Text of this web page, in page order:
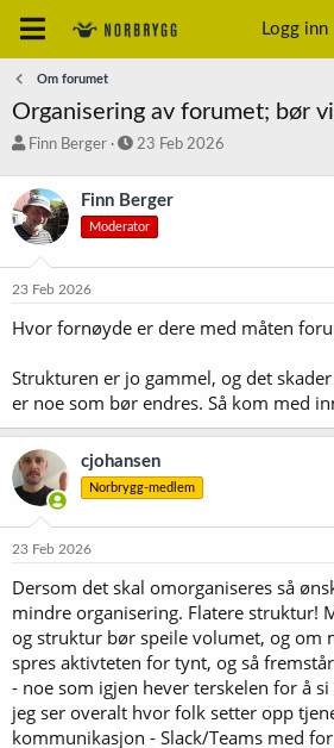
Logg inn
Om forumet
Organisering av forumet; bør
T
å
d
s
a
r
e
Finn Berger
S
r
t
a
23 Feb 2026
Finn Berger
Moderator
23 Feb 2026
Hvor fornøyde er dere med måten
Strukturen er jo gammel, og det
er noe som bør endres. Så kom med
cjohansen
Norbrygg-medlem
23 Feb 2026
Dersom det skal omorganiseres så
mindre organisering. Flatere struktur!
og struktur bør speile volumet, og om
spres aktivteten for tynt, og så
- noe som igjen hever terskelen for å
jeg ser overalt hvor folk setter opp
kommunikasjon - Slack/Teams med